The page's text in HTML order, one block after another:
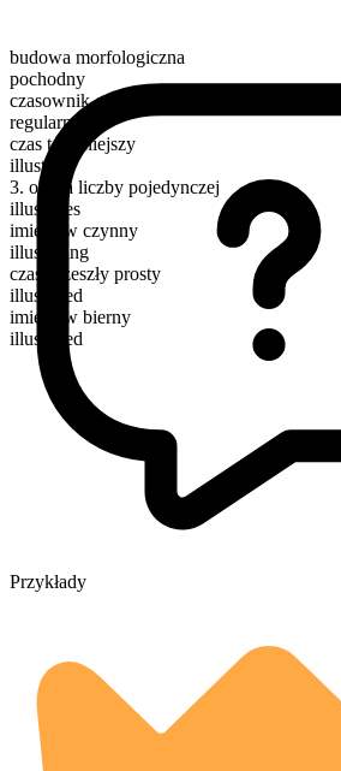
budowa morfologiczna
pochodny
czasownik czynnościowy
regularny
czas teraźniejszy
illustrate
3. osoba liczby pojedynczej
illustrates
imiesłów czynny
illustrating
czas przeszły prosty
illustrated
imiesłów bierny
illustrated
Przykłady